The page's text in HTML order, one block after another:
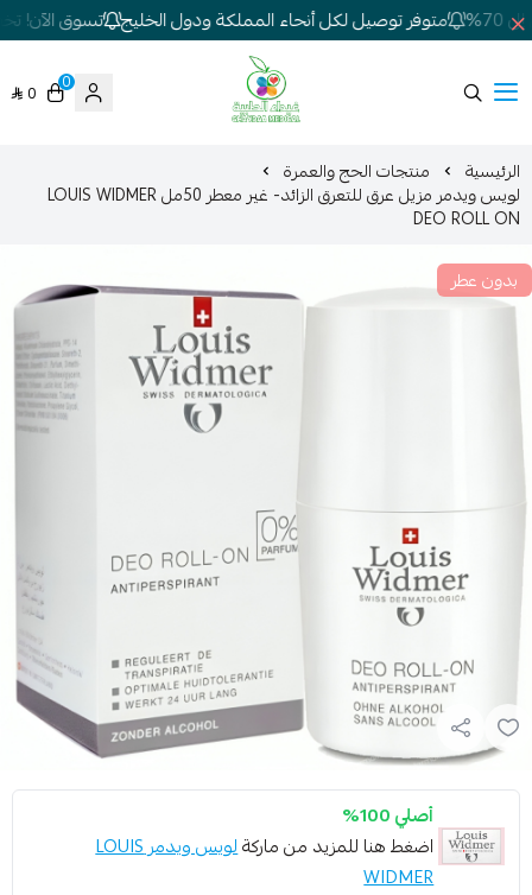
متوفر توصيل لكل أنحاء المملكة ودول الخليج تسوق الآن!
شركة غيداء المتطورة الطبية
0
0
الرئيسية منتجات الحج والعمرة
لويس ويدمر مزيل عرق للتعرق الزائد- غير معطر 50مل LOUIS WIDMER
DEO ROLL ON
بدون عطر
أصلي 100%
اضغط هنا للمزيد من ماركة
لويس ويدمر LOUIS
WIDMER